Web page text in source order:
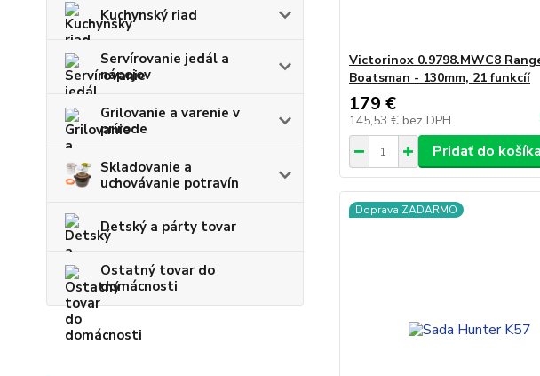
Kuchynský riad
Servírovanie jedál a
nápojov
Grilovanie a varenie v
prírode
Skladovanie a
uchovávanie potravín
Detský a párty tovar
Ostatný tovar do
domácnosti
Victorinox 0.9798.MWC8
Boatsman - 130mm, 21 funkcíí
179 €
145,53 € bez DPH
Pridať do košíka
Doprava ZADARMO